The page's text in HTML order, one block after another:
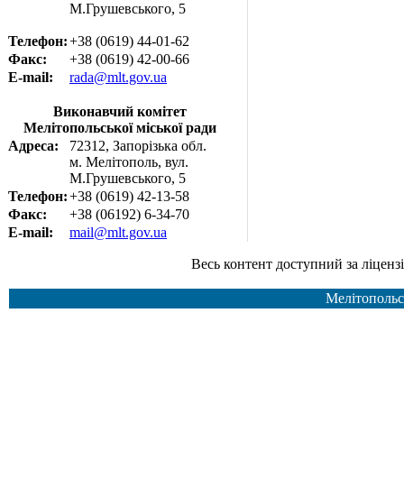
М.Грушевського, 5
Телефон:+38 (0619) 44-01-62
Факс:
+38 (0619) 42-00-66
E-mail:
rada@mlt.gov.ua
Виконавчий комітет
Мелітопольської міської ради
Адреса:
72312, Запорізька обл.
м. Мелітополь, вул.
М.Грушевського, 5
Телефон:+38 (0619) 42-13-58
Факс:
+38 (06192) 6-34-70
E-mail:
mail@mlt.gov.ua
Весь контент доступний за ліцензією Creative